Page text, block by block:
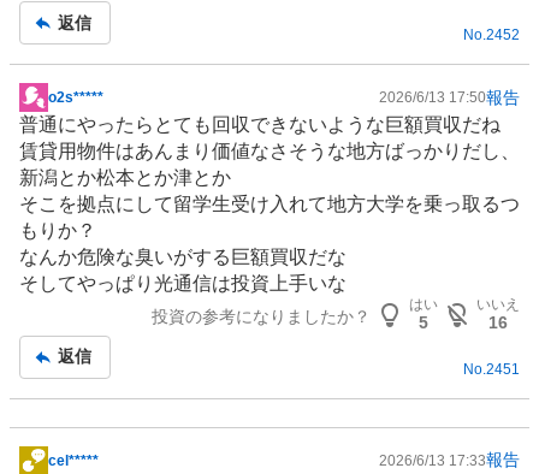
返信
No.2452
掲
示
板
記
事
o2s***** 2026/6/13 17:50報告
普通にやったらとても回収できないような巨額買収だね
賃貸用物件はあんまり価値なさそうな地方ばっかりだし、
新潟とか松本とか津とか
そこを拠点にして留学生受け入れて地方大学を乗っ取るつ
もりか？
なんか危険な臭いがする巨額買収だな
そしてやっぱり光通信は投資上手いな
投資の参考になりましたか？
はい
5
いいえ
16
返信
No. 2451
cel***** 2026/6/13 17:33報告